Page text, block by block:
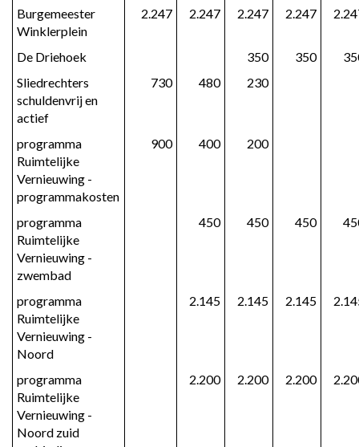
Burgemeester
Winklerplein
2.247 2.247 2.247 2.247
De Driehoek 350 350
Sliedrechters
schuldenvrij en
actief
730 480 230
programma
Ruimtelijke
Vernieuwing -
programmakosten
900 400 200
programma
Ruimtelijke
Vernieuwing -
zwembad
450 450 450
programma
Ruimtelijke
Vernieuwing -
Noord
2.145 2.145 2.145
programma
Ruimtelijke
Vernieuwing -
Noord zuid
2.200 2.200 2.200